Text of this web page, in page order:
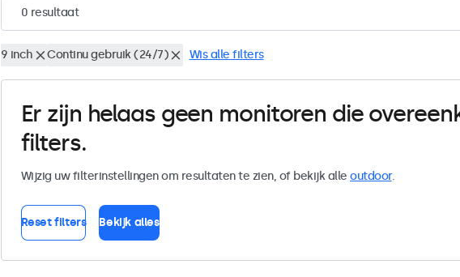
0 resultaat
9 inch Continu gebruik (24/7) Wis alle filters
Er zijn helaas geen monitoren die
filters.
Wijzig uw filterinstellingen om resultaten te zien, of bekijk alle outdoor.
Reset filters Bekijk alles